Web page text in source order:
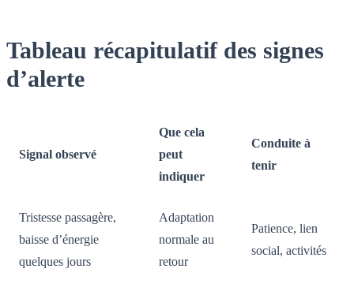
Tableau récapitulatif des signes
d’alerte
Signal observé
Que cela
peut
indiquer
Conduite à
tenir
Tristesse passagère,
baisse d’énergie
quelques jours
Adaptation
normale au
retour
Patience, lien
social, activités